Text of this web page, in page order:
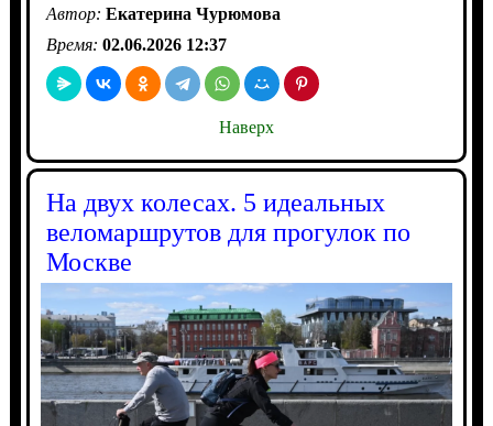
Автор: Екатерина Чурюмова
Время: 02.06.2026 12:37
Наверх
На двух колесах. 5 идеальных
веломаршрутов для прогулок по
Москве